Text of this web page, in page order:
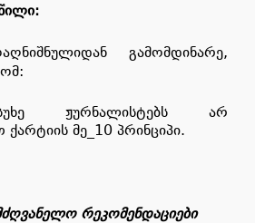
:
გამომდინარე,
ჟურნალისტებს არ
მე_10 პრინციპი.
რეკომენდაციები